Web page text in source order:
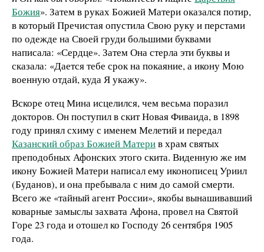
Божия». Затем в руках Божией Матери оказался потир,
в который Пречистая опустила Свою руку и перстами
по одежде на Своей груди большими буквами
написала: «Сердце». Затем Она стерла эти буквы и
сказала: «Дается тебе срок на покаяние, а икону Мою
военную отдай, куда Я укажу».
Вскоре отец Мина исцелился, чем весьма поразил
докторов. Он поступил в скит Новая Фиваида, в 1898
году принял схиму с именем Мелетий и передал
Казанский образ Божией Материв храм святых
преподобных Афонских этого скита. Виденную же им
икону Божией Матери написал ему иконописец Уриил
(Буданов), и она пребывала с ним до самой смерти.
Всего же «тайный агент России», якобы вынашивавший
коварные замыслы захвата Афона, провел на Святой
Горе 23 года и отошел ко Господу 26 сентября 1905
года.